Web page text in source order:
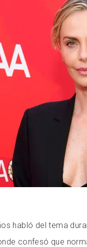
habló del tema
confesó que